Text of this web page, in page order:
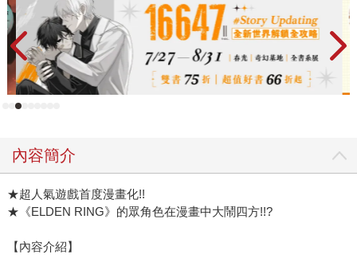
內容簡介
★超人氣遊戲首度漫畫化!!
★《ELDEN RING》的眾角色在漫畫中大鬧四方!!?
【內容介紹】